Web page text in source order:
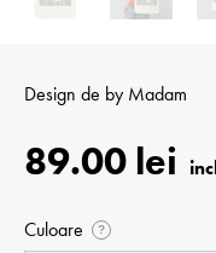
Design de by Madam
89.00 lei
Culoare ?